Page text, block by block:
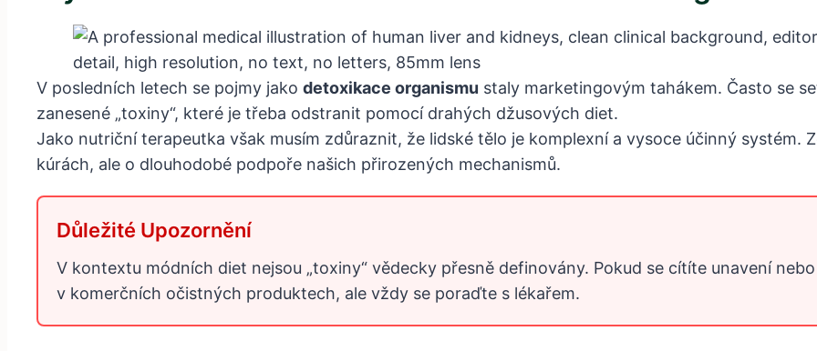
V posledních letech se pojmy jako detoxikace organismu staly marketingovým tahákem. Často se
zanesené „toxiny“, které je třeba odstranit pomocí drahých džusových diet.
Jako nutriční terapeutka však musím zdůraznit, že lidské tělo je komplexní a vysoce účinný systém.
kúrách, ale o dlouhodobé podpoře našich přirozených mechanismů.
Důležité Upozornění
V kontextu módních diet nejsou „toxiny“ vědecky přesně definovány. Pokud se cítíte unavení
v komerčních očistných produktech, ale vždy se poraďte s lékařem.